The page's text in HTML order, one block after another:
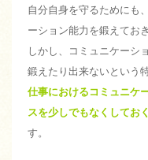
自分自身を守るためにも
ーション能力を鍛えてお
しかし、コミュニケーシ
鍛えたり出来ないという
仕事におけるコミュニケ
スを少しでもなくしておく
す。